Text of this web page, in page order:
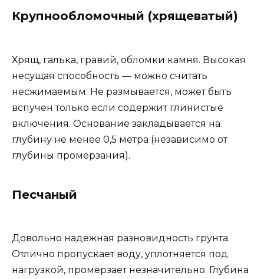
Крупнообломочный (хрящеватый)
Хрящ, галька, гравий, обломки камня. Высокая
несущая способность — можно считать
несжимаемым. Не размывается, может быть
вспучен только если содержит глинистые
включения. Основание закладывается на
глубину не менее 0,5 метра (независимо от
глубины промерзания).
Песчаный
Довольно надежная разновидность грунта.
Отлично пропускает воду, уплотняется под
нагрузкой, промерзает незначительно. Глубина